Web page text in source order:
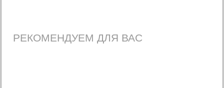
РЕКОМЕНДУЕМ ДЛЯ ВАС